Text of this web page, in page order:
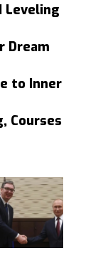
Leveling
Dream
to Inner
Courses